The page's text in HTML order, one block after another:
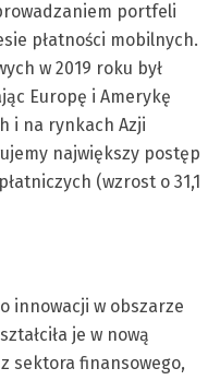
portfeli
płatności mobilnych.
w 2019 roku był
Europę i Amerykę
i na rynkach Azji
największy postęp
(wzrost o 31,1
innowacji w obszarze
je w nową
sektora finansowego,